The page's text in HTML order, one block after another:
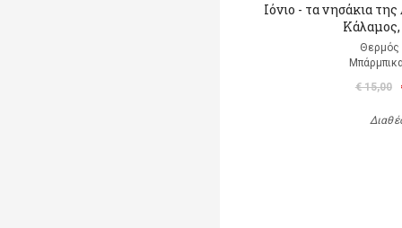
Ιόνιο - τα νησάκια
Θερμός
€ 15,00